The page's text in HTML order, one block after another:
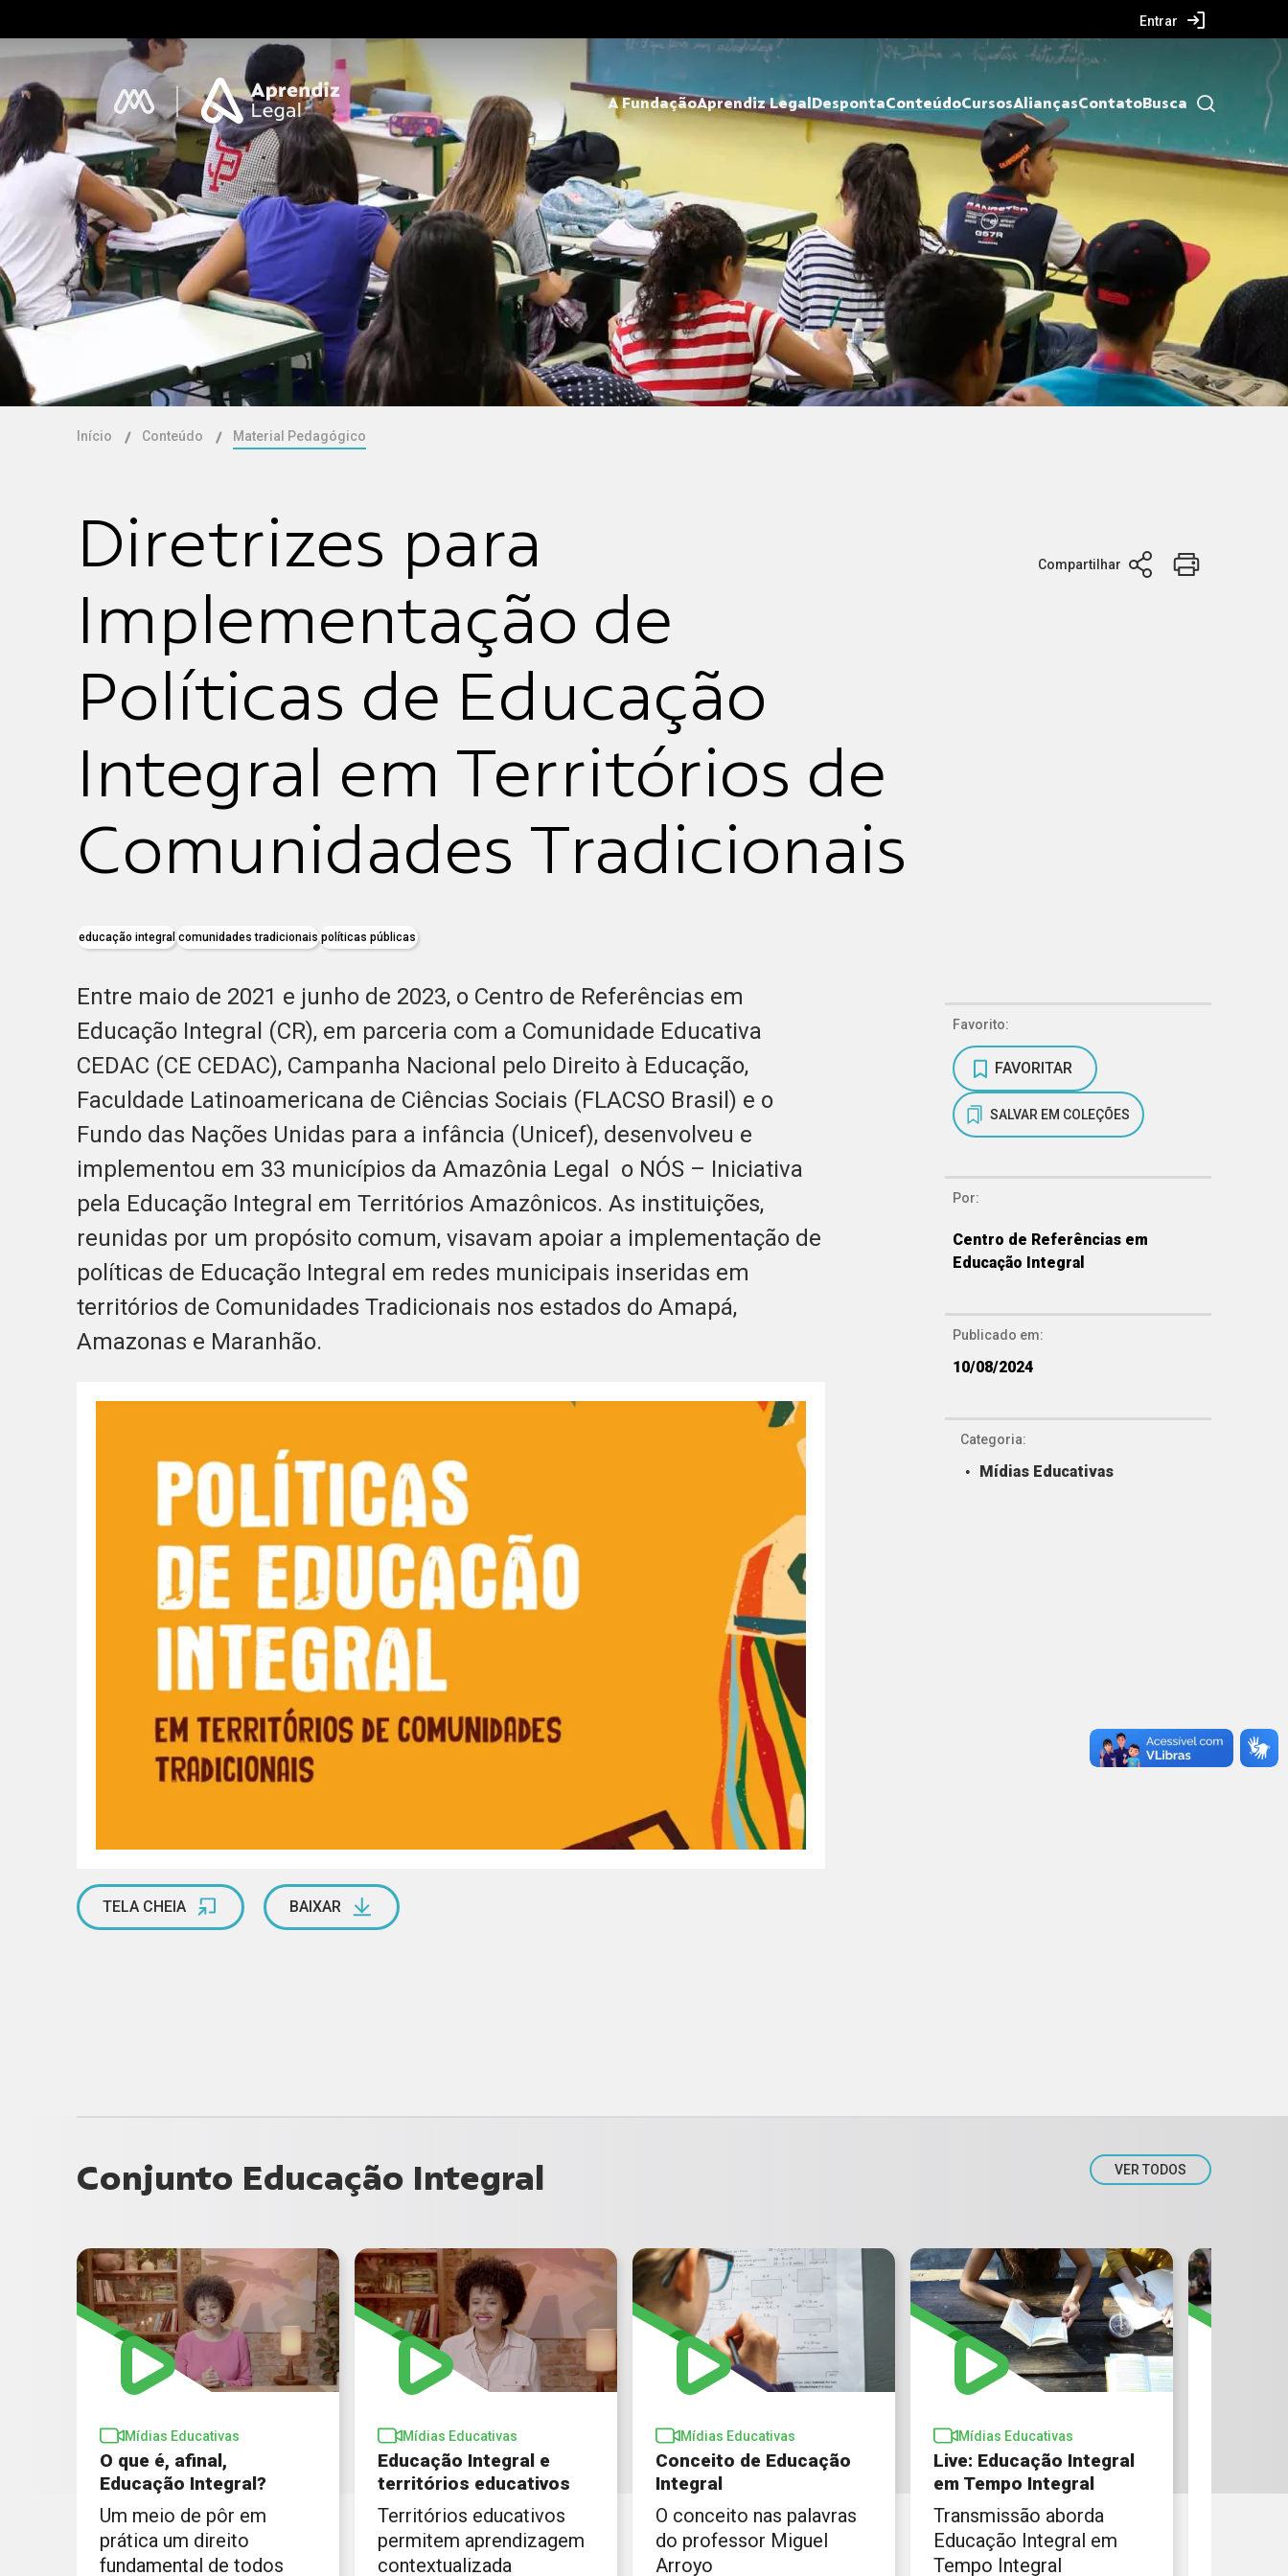
Entrar
A FundaçãoAprendiz Legal DespontaConteúdoCursosAliançasContatoBusca
Início Conteúdo Material Pedagógico
Diretrizes para
Implementação de
Políticas de Educação
Integral em Territórios de
Comunidades Tradicionais
educação integral comunidades tradicionais políticas públicas
Compartilhar
Entre maio de 2021 e junho de 2023, o Centro de Referências em
Educação Integral (CR), em parceria com a Comunidade Educativa
CEDAC (CE CEDAC), Campanha Nacional pelo Direito à Educação,
Faculdade Latinoamericana de Ciências Sociais (FLACSO Brasil) e o
Fundo das Nações Unidas para a infância (Unicef), desenvolveu e
implementou em 33 municípios da Amazônia Legal o NÓS – Iniciativa
pela Educação Integral em Territórios Amazônicos. As instituições,
reunidas por um propósito comum, visavam apoiar a implementação de
políticas de Educação Integral em redes municipais inseridas em
territórios de Comunidades Tradicionais nos estados do Amapá,
Amazonas e Maranhão.
TELA CHEIA BAIXAR
Favorito:
FAVORITAR
SALVAR EM COLEÇÕES
Por:
Centro de Referências em
Educação Integral
Publicado em:
10/08/2024
Categoria:
Mídias Educativas
Conjunto Educação Integral VER TODOS
Mídias Educativas
O que é, afinal,
Educação Integral?
Um meio de pôr em
prática um direito
fundamental de todos
Mídias Educativas
Educação Integral e
territórios educativos
Territórios educativos
permitem aprendizagem
contextualizada
Mídias Educativas
Conceito de Educação
Integral
O conceito nas palavras
do professor Miguel
Arroyo
Mídias Educativas
Live: Educação Integral
em Tempo Integral
Transmissão aborda
Educação Integral em
Tempo Integral